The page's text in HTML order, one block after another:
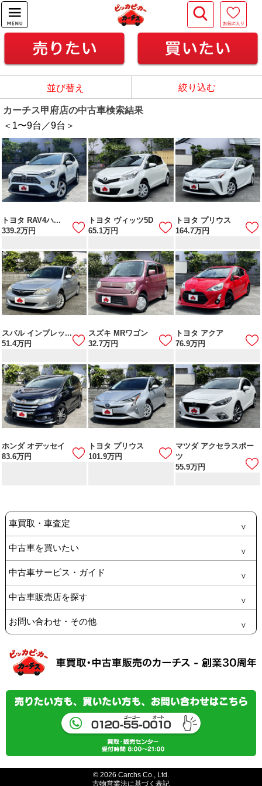
並び替え 絞り込む
カーチス甲府店の中古車検索結果
＜1〜9台／9台＞
トヨタ RAV4ハ...
339.2万円
トヨタ ヴィッツ5D
65.1万円
トヨタ プリウス
164.7万円
スバル インプレッ...
51.4万円
スズキ MRワゴン
32.7万円
トヨタ アクア
76.9万円
ホンダ オデッセイ
83.6万円
トヨタ プリウス
101.9万円
マツダ アクセラスポー
ツ
55.9万円
車買取・車査定
中古車を買いたい
中古車サービス・ガイド
中古車販売店を探す
お問い合わせ・その他
© 2026 Carchs Co., Ltd.
古物営業法に基づく表記